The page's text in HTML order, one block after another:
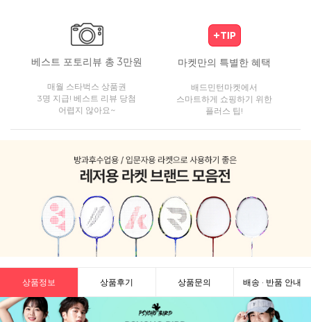
베스트 포토리뷰 총 3만원
매월 스타벅스 상품권
3명 지급! 베스트 리뷰 당첨
어렵지 않아요~
마켓만의 특별한 혜택
배드민턴마켓에서
스마트하게 쇼핑하기 위한
플러스 팁!
상품정보 상품후기 상품문의 배송 · 반품 안내